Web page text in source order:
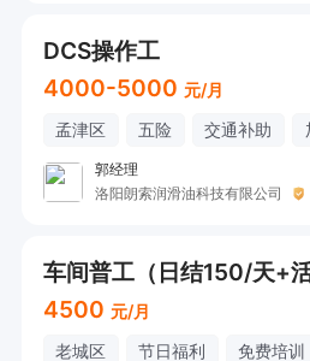
DCS操作工
4000-5000 元/月
孟津区 五险 交通补助
郭经理
洛阳朗索润滑油科技有限公司
车间普工（日结150/天+活
4500 元/月
老城区 节日福利 免费培训